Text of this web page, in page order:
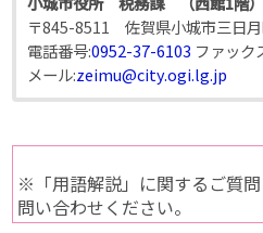
〒845-8511 佐賀県小城市三日
電話番号:0952-37-6103 ファック
メール:zeimu@city.ogi.lg.jp
※「用語解説」に関するご質
問い合わせください。